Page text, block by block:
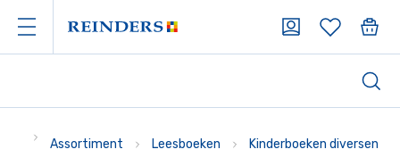
Assortiment Leesboeken Kinderboeken diversen